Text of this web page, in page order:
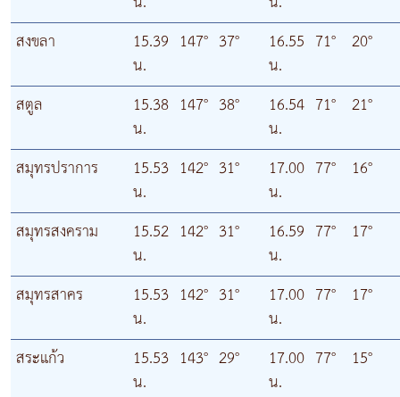
สงขลา
15.39
น.
147° 37° 16.55
น.
71° 20°
สตูล 15.38
น.
147° 38° 16.54
น.
71° 21°
สมุทรปราการ 15.53
น.
142° 31° 17.00
น.
77° 16°
สมุทรสงคราม 15.52
น.
142° 31° 16.59
น.
77° 17°
สมุทรสาคร 15.53
น.
142° 31° 17.00
น.
77° 17°
สระแก้ว 15.53
น.
143° 29° 17.00
น.
77° 15°